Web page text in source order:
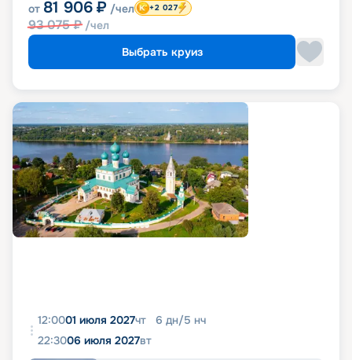
от 81 906 ₽ /чел
93 075₽ /чел
+2 027
Выбрать круиз
12:0001 июля 2027чт 6 дн/5 нч
22:3006 июля 2027вт